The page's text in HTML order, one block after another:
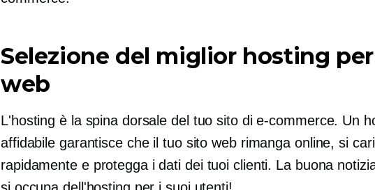
Selezione del miglior hosting
web
L'hosting è la spina dorsale del tuo sito di e-commerce. Un
affidabile garantisce che il tuo sito web rimanga online, si
rapidamente e protegga i dati dei tuoi clienti. La buona